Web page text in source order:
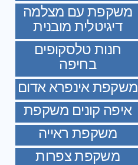
משקפת עם מצלמה
דיגיטלית מובנית
חנות טלסקופים
בחיפה
משקפת אינפרא אדום
איפה קונים משקפת
משקפת ראייה
משקפת צפרות